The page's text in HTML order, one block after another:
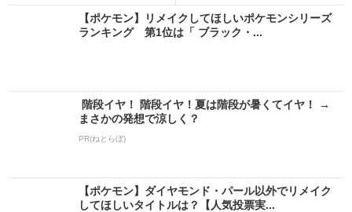
【ポケモン】リメイクしてほしいポケモンシリーズ
ランキング 第1位は「 ブラック・...
階段イヤ！ 階段イヤ！夏は階段が暑くてイヤ！ →
まさかの発想で涼しく？
PR(ねとらぼ)
【ポケモン】ダイヤモンド・パール以外でリメイク
してほしいタイトルは？【人気投票実...